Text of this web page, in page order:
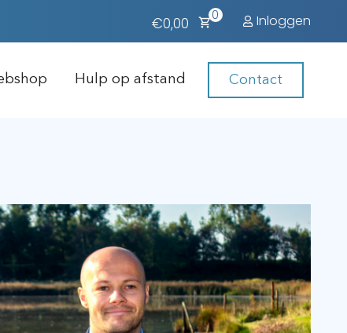
0
€0,00 Inloggen
Hulp op afstand Contact